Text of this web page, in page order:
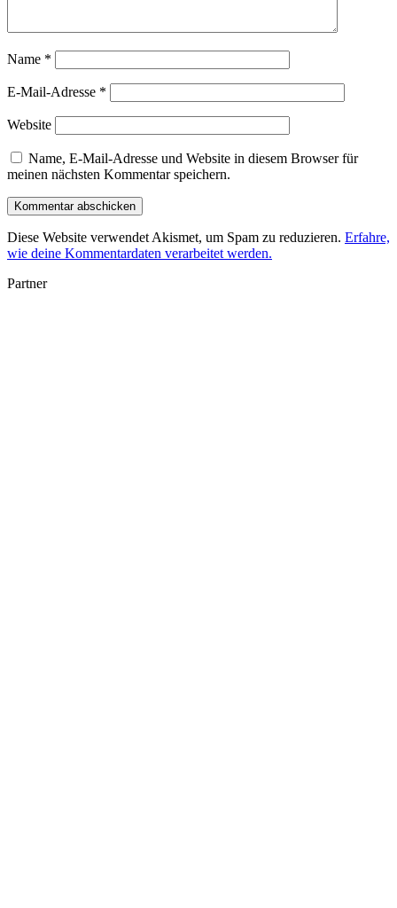
Name *
E-Mail-Adresse *
Website
Name, E-Mail-Adresse und Website in diesem Browser für
meinen nächsten Kommentar speichern.
Diese Website verwendet Akismet, um Spam zu reduzieren. Erfahre,
wie deine Kommentardaten verarbeitet werden.
Partner